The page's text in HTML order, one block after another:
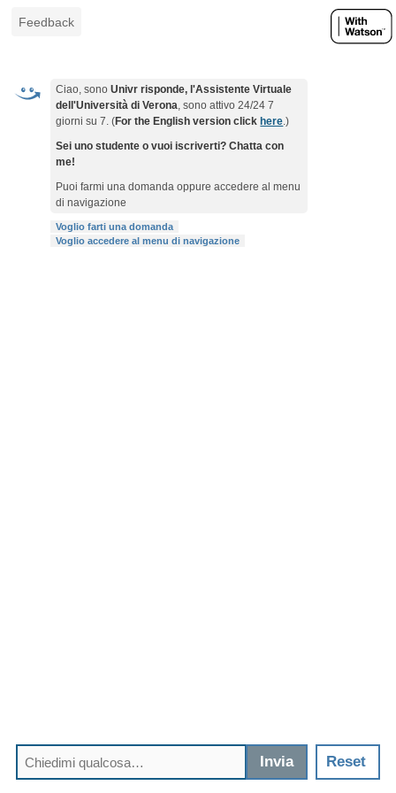
Feedback
Ciao, sonoUnivr risponde, l'Assistente Virtuale
dell'Università di Verona, sono attivo 24/24 7
giorni su 7. (For the English version click here.)
Sei uno studente o vuoi iscriverti? Chatta con
me!
Puoi farmi una domanda oppure accedere al menu
di navigazione
Voglio farti una domanda
Voglio accedere al menu di navigazione
Invia Reset